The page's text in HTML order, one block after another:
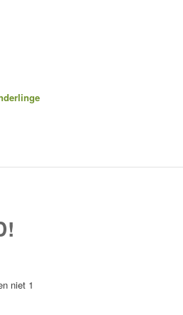
niet 1